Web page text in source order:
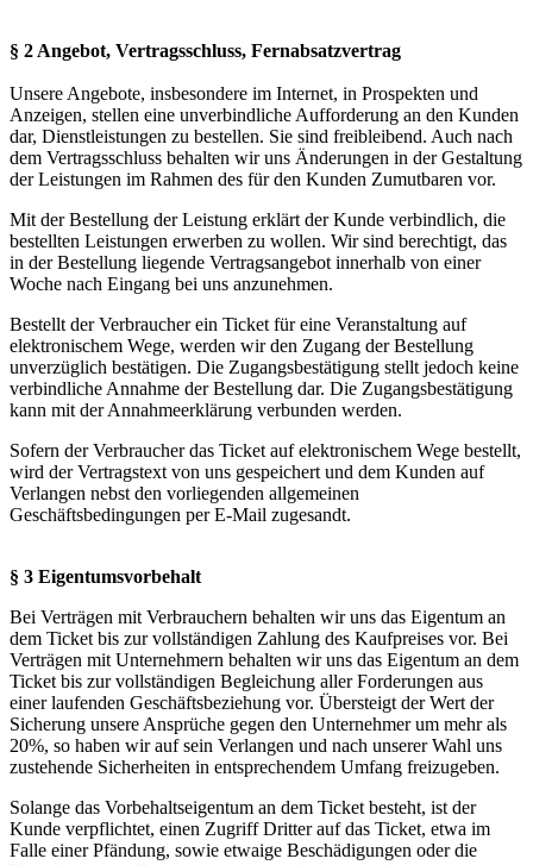
§ 2 Angebot, Vertragsschluss, Fernabsatzvertrag
Unsere Angebote, insbesondere im Internet, in Prospekten und
Anzeigen, stellen eine unverbindliche Aufforderung an den Kunden
dar, Dienstleistungen zu bestellen. Sie sind freibleibend. Auch nach
dem Vertragsschluss behalten wir uns Änderungen in der Gestaltung
der Leistungen im Rahmen des für den Kunden Zumutbaren vor.
Mit der Bestellung der Leistung erklärt der Kunde verbindlich, die
bestellten Leistungen erwerben zu wollen. Wir sind berechtigt, das
in der Bestellung liegende Vertragsangebot innerhalb von einer
Woche nach Eingang bei uns anzunehmen.
Bestellt der Verbraucher ein Ticket für eine Veranstaltung auf
elektronischem Wege, werden wir den Zugang der Bestellung
unverzüglich bestätigen. Die Zugangsbestätigung stellt jedoch keine
verbindliche Annahme der Bestellung dar. Die Zugangsbestätigung
kann mit der Annahmeerklärung verbunden werden.
Sofern der Verbraucher das Ticket auf elektronischem Wege bestellt,
wird der Vertragstext von uns gespeichert und dem Kunden auf
Verlangen nebst den vorliegenden allgemeinen
Geschäftsbedingungen per E-Mail zugesandt.
§ 3 Eigentumsvorbehalt
Bei Verträgen mit Verbrauchern behalten wir uns das Eigentum an
dem Ticket bis zur vollständigen Zahlung des Kaufpreises vor. Bei
Verträgen mit Unternehmern behalten wir uns das Eigentum an dem
Ticket bis zur vollständigen Begleichung aller Forderungen aus
einer laufenden Geschäftsbeziehung vor. Übersteigt der Wert der
Sicherung unsere Ansprüche gegen den Unternehmer um mehr als
20%, so haben wir auf sein Verlangen und nach unserer Wahl uns
zustehende Sicherheiten in entsprechendem Umfang freizugeben.
Solange das Vorbehaltseigentum an dem Ticket besteht, ist der
Kunde verpflichtet, einen Zugriff Dritter auf das Ticket, etwa im
Falle einer Pfändung, sowie etwaige Beschädigungen oder die